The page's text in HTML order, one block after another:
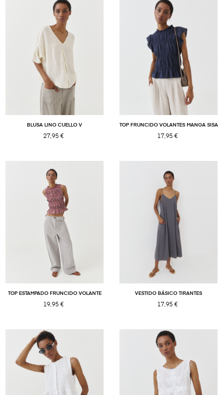
BLUSA LINO CUELLO V
27,95 €
TOP FRUNCIDO VOLANTES MANGA SISA
17,95 €
TOP ESTAMPADO FRUNCIDO VOLANTE
19,95 €
VESTIDO BÁSICO TIRANTES
17,95 €